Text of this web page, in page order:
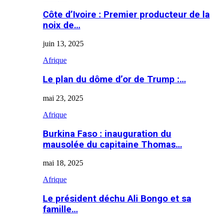
Côte d’Ivoire : Premier producteur de la
noix de…
juin 13, 2025
Afrique
Le plan du dôme d’or de Trump :…
mai 23, 2025
Afrique
Burkina Faso : inauguration du
mausolée du capitaine Thomas…
mai 18, 2025
Afrique
Le président déchu Ali Bongo et sa
famille…